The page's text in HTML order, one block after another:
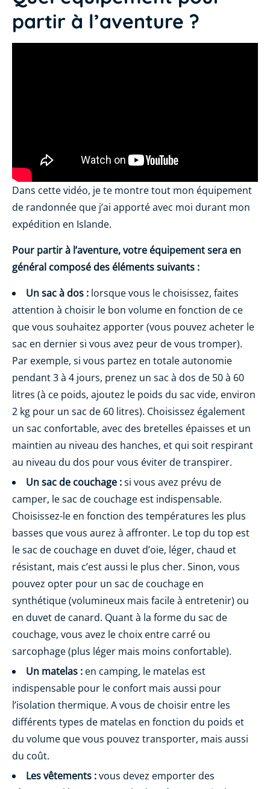
partir à l’aventure ?
Dans cette vidéo, je te montre tout mon équipement
de randonnée que j’ai apporté avec moi durant mon
expédition en Islande.
Pour partir à l’aventure, votre équipement sera en
général composé des éléments suivants :
Un sac à dos : lorsque vous le choisissez, faites
attention à choisir le bon volume en fonction de ce
que vous souhaitez apporter (vous pouvez acheter le
sac en dernier si vous avez peur de vous tromper).
Par exemple, si vous partez en totale autonomie
pendant 3 à 4 jours, prenez un sac à dos de 50 à 60
litres (à ce poids, ajoutez le poids du sac vide, environ
2 kg pour un sac de 60 litres). Choisissez également
un sac confortable, avec des bretelles épaisses et un
maintien au niveau des hanches, et qui soit respirant
au niveau du dos pour vous éviter de transpirer.
Un sac de couchage :si vous avez prévu de
camper, le sac de couchage est indispensable.
Choisissez-le en fonction des températures les plus
basses que vous aurez à affronter. Le top du top est
le sac de couchage en duvet d’oie, léger, chaud et
résistant, mais c’est aussi le plus cher. Sinon, vous
pouvez opter pour un sac de couchage en
synthétique (volumineux mais facile à entretenir) ou
en duvet de canard. Quant à la forme du sac de
couchage, vous avez le choix entre carré ou
sarcophage (plus léger mais moins confortable).
Un matelas : en camping, le matelas est
indispensable pour le confort mais aussi pour
l’isolation thermique. A vous de choisir entre les
différents types de matelas en fonction du poids et
du volume que vous pouvez transporter, mais aussi
du coût.
Les vêtements :vous devez emporter des